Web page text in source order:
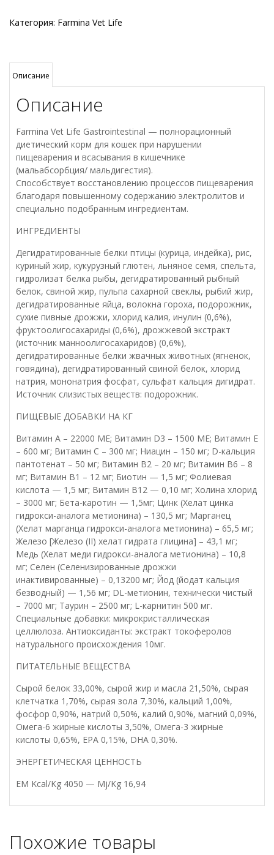
Категория: Farmina Vet Life
Описание
Описание
Farmina Vet Life Gastrointestinal — полнорационный
диетический корм для кошек при нарушении
пищеварения и всасывания в кишечнике
(мальабсорбция/ мальдигестия).
Способствует восстановлению процессов пищеварения
благодаря повышенному содержанию электролитов и
специально подобранным ингредиентам.
ИНГРЕДИЕНТЫ
Дегидратированные белки птицы (курица, индейка), рис,
куриный жир, кукурузный глютен, льняное семя, спельта,
гидролизат белка рыбы, дегидратированный рыбный
белок, свиной жир, пульпа сахарной свеклы, рыбий жир,
дегидратированные яйца, волокна гороха, подорожник,
сухие пивные дрожжи, хлорид калия, инулин (0,6%),
фруктоолигосахариды (0,6%), дрожжевой экстракт
(источник манноолигосахаридов) (0,6%),
дегидратированные белки жвачных животных (ягненок,
говядина), дегидратированный свиной белок, хлорид
натрия, мононатрия фосфат, сульфат кальция дигидрат.
Источник слизистых веществ: подорожник.
ПИЩЕВЫЕ ДОБАВКИ НА КГ
Витамин А – 22000 МЕ; Витамин D3 – 1500 МЕ; Витамин Е
– 600 мг; Витамин С – 300 мг; Ниацин – 150 мг; D-кальция
пантотенат – 50 мг; Витамин В2 – 20 мг; Витамин В6 – 8
мг; Витамин В1 – 12 мг; Биотин — 1,5 мг; Фолиевая
кислота — 1,5 мг; Витамин В12 — 0,10 мг; Холина хлорид
– 3000 мг; Бета-каротин — 1,5мг; Цинк (Xелат цинка
гидрокси-аналога метионина) – 130,5 мг; Mарганец
(Xелат марганца гидрокси-аналога метионина) – 65,5 мг;
Железо [Железо (II) хелат гидрата глицина] – 43,1 мг;
Mедь (Хелат меди гидрокси-аналога метионина) – 10,8
мг; Селен (Селенизированные дрожжи
инактивированные) – 0,13200 мг; Йод (йодат кальция
безводный) — 1,56 мг; DL-метионин, технически чистый
– 7000 мг; Таурин – 2500 мг; L-карнитин 500 мг.
Специальные добавки: микрокристаллическая
целлюлоза. Антиоксиданты: экстракт токоферолов
натурального происхождения 10мг.
ПИТАТЕЛЬНЫЕ ВЕЩЕСТВА
Сырой белок 33,00%, сырой жир и масла 21,50%, сырая
клетчатка 1,70%, сырая зола 7,30%, кальций 1,00%,
фосфор 0,90%, натрий 0,50%, калий 0,90%, магний 0,09%,
Омега-6 жирные кислоты 3,50%, Омега-3 жирные
кислоты 0,65%, EPA 0,15%, DHA 0,30%.
ЭНЕРГЕТИЧЕСКАЯ ЦЕННОСТЬ
EM Kcal/Kg 4050 — Mj/Kg 16,94
Похожие товары